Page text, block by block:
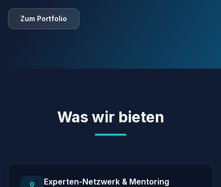
Zum Portfolio
Was wir bieten
Experten-Netzwerk & Mentoring